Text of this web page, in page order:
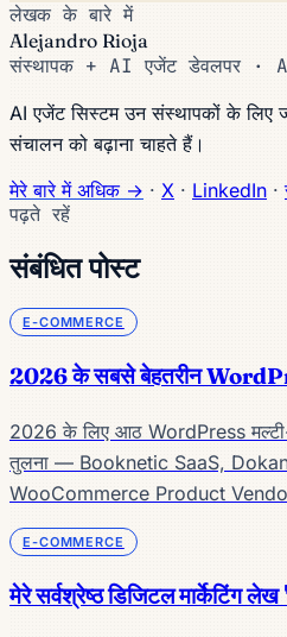
लेखक के बारे में
Alejandro Rioja
संस्थापक + AI एजेंट डेवलपर ·
AI एजेंट सिस्टम उन संस्थापकों के लिए
संचालन को बढ़ाना चाहते हैं।
मेरे बारे में अधिक → · X · LinkedIn ·
पढ़ते रहें
संबंधित पोस्ट
E-COMMERCE
2026 के सबसे बेहतरीन
2026 के लिए आठ WordPress मल्टी-
तुलना — Booknetic SaaS,
WooCommerce Product
E-COMMERCE
मेरे सर्वश्रेष्ठ डिजिटल मार्केटिंग लेख